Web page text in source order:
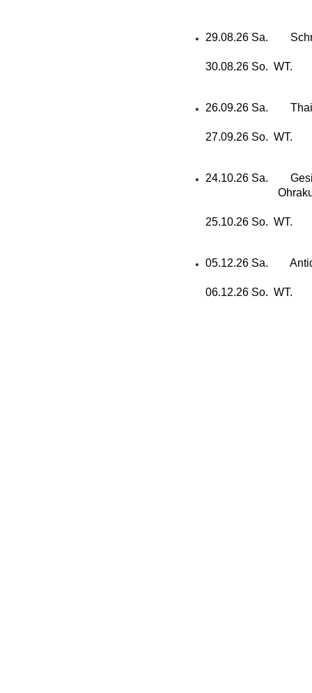
29.08.26 Sa.
30.08.26 So. WT.
26.09.26 Sa. Thai-
27.09.26 So. WT.
24.10.26 Sa.
25.10.26 So. WT.
05.12.26 Sa.
06.12.26 So. WT.